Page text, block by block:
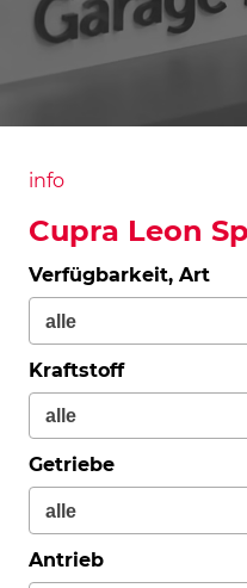
info
Cupra Leon
Verfügbarkeit, Art
Kraftstoff
Getriebe
Antrieb